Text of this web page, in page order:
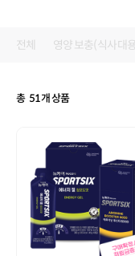
전체 영양 보충(식사 대
총 51개 상품